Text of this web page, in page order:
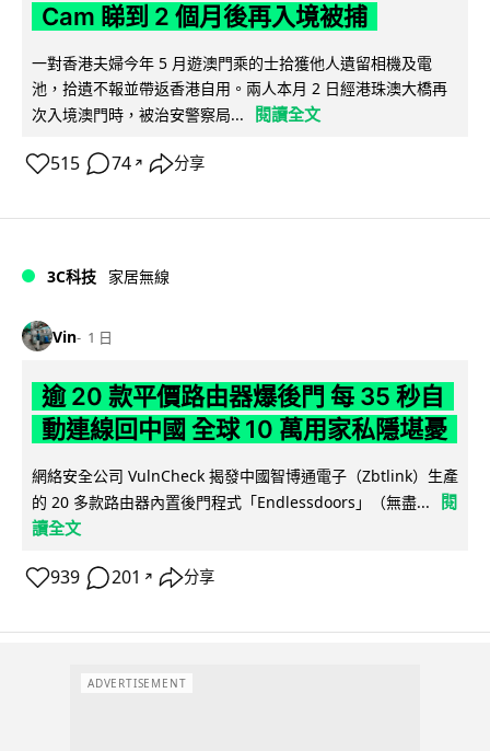
Cam 睇到 2 個月後再入境被捕
一對香港夫婦今年 5 月遊澳門乘的士拾獲他人遺留相機及電
池，拾遺不報並帶返香港自用。兩人本月 2 日經港珠澳大橋再
次入境澳門時，被治安警察局...
閱讀全文
515 74 ↗ 分享
3C科技 家居無線
Vin 1 日
逾 20 款平價路由器爆後門 每 35 秒自
動連線回中國 全球 10 萬用家私隱堪憂
網絡安全公司 VulnCheck 揭發中國智博通電子（Zbtlink）生產
的 20 多款路由器內置後門程式「Endlessdoors」（無盡...
閱
讀全文
939 201 ↗ 分享
ADVERTISEMENT